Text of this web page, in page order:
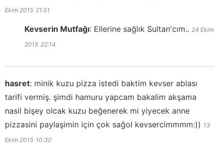
Ekim 2015 21:51
Kevserin Mutfağı: Ellerine sağlık Sultan'cım.. 24 Ekim
2015 22:14
hasret: minik kuzu pizza istedi baktim kevser ablası
tarifi vermiş. şimdi hamuru yapcam bakalim akşama
nasil bişey olcak kuzu beğenerek mi yiyecek anne
pizzasini paylaşimin için çok sağol kevsercimmmm:)) 13
Ekim 2015 10:30